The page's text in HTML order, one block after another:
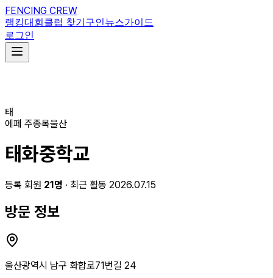
FENCING CREW
랭킹대회 클럽 찾기 구인뉴스가이드
로그인
태
에페 주종목울산
태화중학교
등록 회원 21명 · 최근 활동 2026.07.15
방문 정보
울산광역시 남구 화합로71번길 24